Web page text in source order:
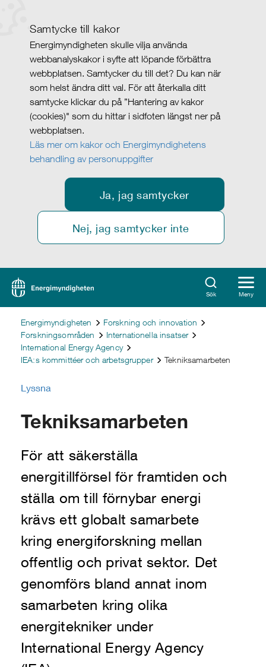
Samtycke till kakor
Energimyndigheten skulle vilja använda
webbanalyskakor i syfte att löpande förbättra
webbplatsen. Samtycker du till det? Du kan när
som helst ändra ditt val. För att återkalla ditt
samtycke klickar du på ”Hantering av kakor
(cookies)" som du hittar i sidfoten längst ner på
webbplatsen.
Läs mer om kakor och Energimyndighetens
behandling av personuppgifter
Ja, jag samtycker
Nej, jag samtycker inte
Sök Meny
Energimyndigheten
Forskning och innovation
Forskningsområden
Internationella insatser
International Energy Agency
IEA:s kommittéer och arbetsgrupper
Tekniksamarbeten
Lyssna
Tekniksamarbeten
För att säkerställa
energitillförsel för framtiden och
ställa om till förnybar energi
krävs ett globalt samarbete
kring energiforskning mellan
offentlig och privat sektor. Det
genomförs bland annat inom
samarbeten kring olika
energitekniker under
International Energy Agency